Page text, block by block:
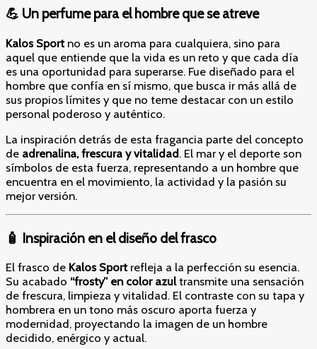
💪 Un perfume para el hombre que se atreve
Kalos Sportno es un aroma para cualquiera, sino para
aquel que entiende que la vida es un reto y que cada día
es una oportunidad para superarse. Fue diseñado para el
hombre que confía en sí mismo, que busca ir más allá de
sus propios límites y que no teme destacar con un estilo
personal poderoso y auténtico.
La inspiración detrás de esta fragancia parte del concepto
de adrenalina, frescura y vitalidad. El mar y el deporte son
símbolos de esta fuerza, representando a un hombre que
encuentra en el movimiento, la actividad y la pasión su
mejor versión.
🧴 Inspiración en el diseño del frasco
El frasco de Kalos Sportrefleja a la perfección su esencia.
Su acabado “frosty” en color azultransmite una sensación
de frescura, limpieza y vitalidad. El contraste con su tapa y
hombrera en un tono más oscuro aporta fuerza y
modernidad, proyectando la imagen de un hombre
decidido, enérgico y actual.